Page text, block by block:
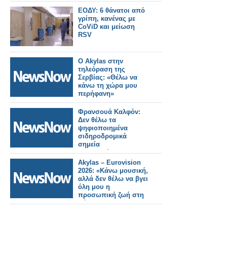
ΕΟΔΥ: 6 θάνατοι από
γρίπη, κανένας με
CoViD και μείωση
RSV
Ο Akylas στην
τηλεόραση της
Σερβίας: «Θέλω να
κάνω τη χώρα μου
περήφανη»
Φρανσουά Καλφόν:
Δεν θέλω τα
ψηφιοποιημένα
σιδηροδρομικά
σημεία
σηματοδότησης.
Akylas – Eurovision
2026: «Κάνω μουσική,
αλλά δεν θέλω να βγει
όλη μου η
προσωπική ζωή στη
φόρα»